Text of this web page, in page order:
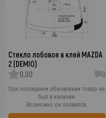
Стекло лобовое в клей MAZDA
2 (DEMIO)
0,00
0
При последнем обновлении товар не
был в наличии.
Возможно он появился.